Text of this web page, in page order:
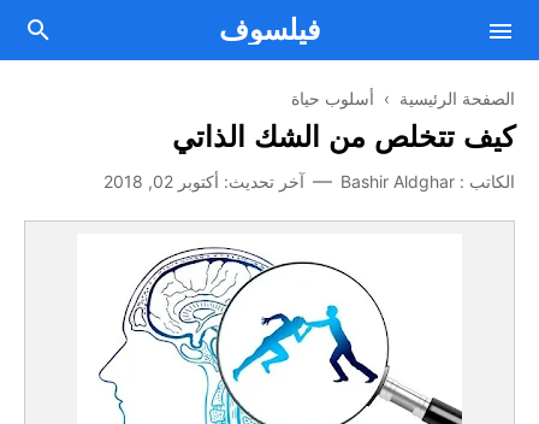
فيلسوف
مقالات فلسفية
الصحة العقلية والنفسية
أسلوب حياة
Facebook
اتفاقية الإستخدام
الصفحة الرئيسية › أسلوب حياة
كيف تتخلص من الشك الذاتي
الكاتب : Bashir Aldghar آخر تحديث: أكتوبر 02, 2018